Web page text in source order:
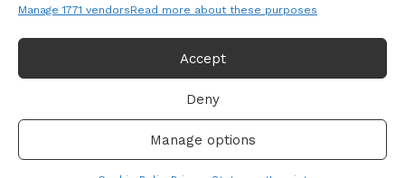
Manage 1771 vendorsRead more about these purposes
Accept
Deny
Manage options
Adatvédelmi irányelvek
© 2019-2021 online365.hu - Minden jog fenntartva!